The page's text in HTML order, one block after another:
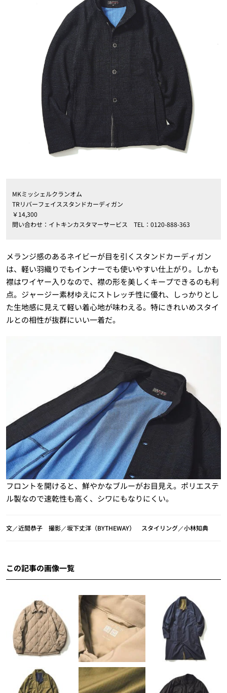
MKミッシェルクランオム
TRリバーフェイススタンドカーディガン
￥14,300
問い合わせ：イトキンカスタマーサービス TEL：0120-888-363
メランジ感のあるネイビーが目を引くスタンドカーディガン
は、軽い羽織りでもインナーでも使いやすい仕上がり。しかも
襟はワイヤー入りなので、襟の形を美しくキープできるのも利
点。ジャージー素材ゆえにストレッチ性に優れ、しっかりとし
た生地感に見えて軽い着心地が味わえる。特にきれいめスタイ
ルとの相性が抜群にいい一着だ。
フロントを開けると、鮮やかなブルーがお目見え。ポリエステ
ル製なので速乾性も高く、シワにもなりにくい。
文／近間恭子 撮影／坂下丈洋（BYTHEWAY） スタイリング／小林知典
この記事の画像一覧